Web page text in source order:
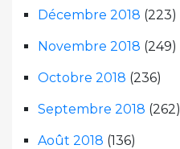
Décembre 2018 (223)
Novembre 2018 (249)
Octobre 2018 (236)
Septembre 2018 (262)
Août 2018 (136)